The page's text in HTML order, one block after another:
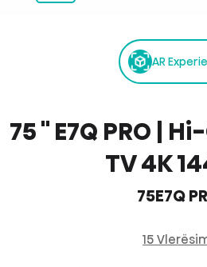
AR
75 '' E7Q PRO |
TV 4K
75E7Q
15